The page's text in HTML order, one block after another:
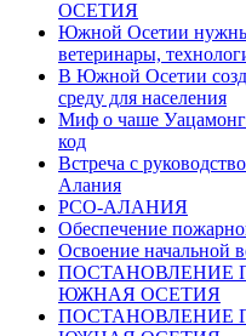
ОСЕТИЯ
Южной Осетии
ветеринары,
В Южной Осетии
среду для населения
Миф о чаше
код
Встреча с
Алания
РСО-АЛАНИЯ
Обеспечение
Освоение начальной
ПОСТАНОВЛЕНИЕ
ЮЖНАЯ ОСЕТИЯ
ПОСТАНОВЛЕНИЕ